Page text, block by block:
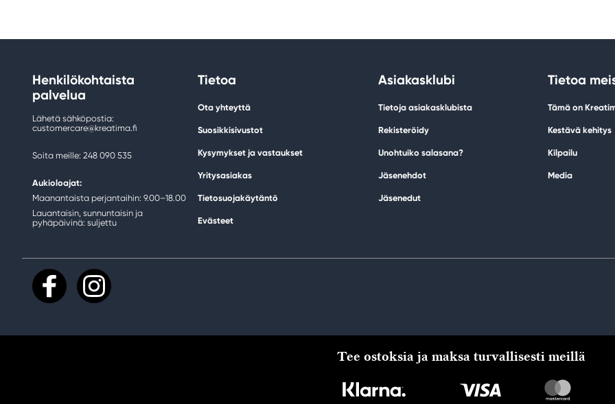
Henkilökohtaista
palvelua
Lähetä sähköpostia:
customercare@kreatima.fi
Soita meille: 248 090 535
Aukioloajat:
Maanantaista perjantaihin: 9.00–18.00
Lauantaisin, sunnuntaisin ja
pyhäpäivinä: suljettu
Tietoa
Ota yhteyttä
Suosikkisivustot
Kysymykset ja vastaukset
Yritysasiakas
Tietosuojakäytäntö
Evästeet
Asiakasklubi
Tietoja asiakasklubista
Rekisteröidy
Unohtuiko salasana?
Jäsenehdot
Jäsenedut
Tietoa
Tämä on
Kestävä kehitys
Kilpailu
Media
Tee ostoksia ja maksa turvallisesti meillä